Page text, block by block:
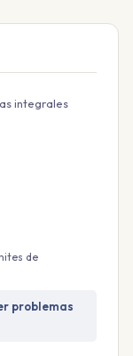
integrales
de
problemas